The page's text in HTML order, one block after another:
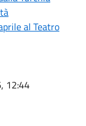
al Teatro
12:44